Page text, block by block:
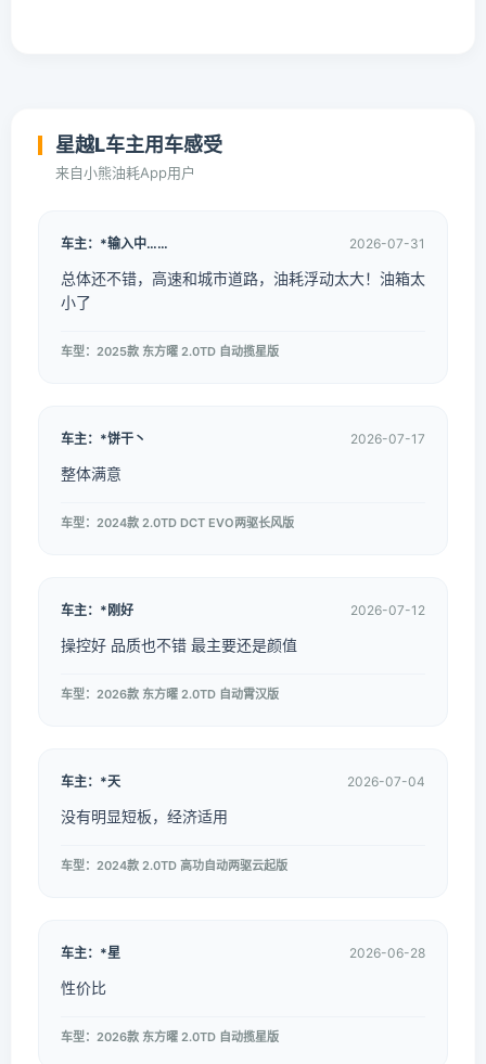
星越L车主用车感受
来自小熊油耗App用户
车主：*输入中…… 2026-07-31
总体还不错，高速和城市道路，油耗浮动太大！油箱太
小了
车型：2025款 东方曜 2.0TD 自动揽星版
车主：*饼干丶 2026-07-17
整体满意
车型：2024款 2.0TD DCT EVO两驱长风版
车主：*刚好 2026-07-12
操控好 品质也不错 最主要还是颜值
车型：2026款 东方曜 2.0TD 自动霄汉版
车主：*天 2026-07-04
没有明显短板，经济适用
车型：2024款 2.0TD 高功自动两驱云起版
车主：*星 2026-06-28
性价比
车型：2026款 东方曜 2.0TD 自动揽星版